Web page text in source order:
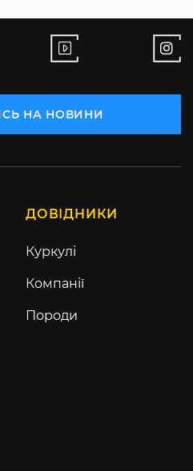
НА НОВИНИ
ДОВІДНИКИ
Куркулі
Компанії
Породи